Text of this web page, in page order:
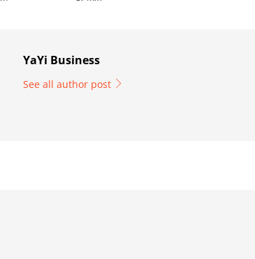
YaYi Business
See all author post